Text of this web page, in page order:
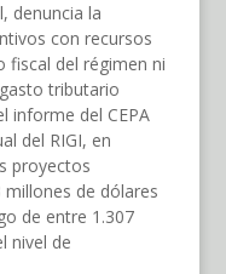
denuncia la
con recursos
fiscal del régimen ni
tributario
informe del CEPA
del RIGI, en
proyectos
de dólares
de entre 1.307
nivel de